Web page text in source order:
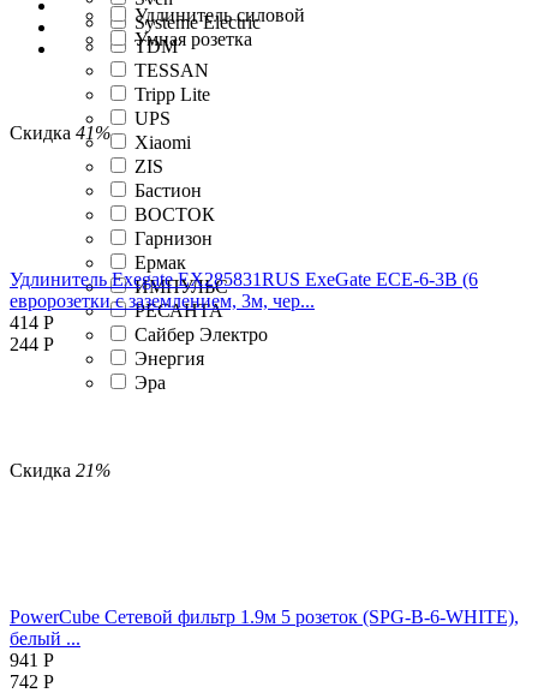
Systeme Electric
TDM
TESSAN
Tripp Lite
UPS
Xiaomi
ZIS
Бастион
ВОСТОК
Гарнизон
Ермак
ИМПУЛЬС
РЕСАНТА
Сайбер Электро
Энергия
Эра
Удлинитель силовой
Умная розетка
Скидка 41%
Удлинитель Exegate EX285831RUS ExeGate ECE-6-3B (6
евророзетки с заземлением, 3м, чер...
414 Р
244 Р
Скидка 21%
PowerCube Сетевой фильтр 1.9м 5 розеток (SPG-B-6-WHITE),
белый ...
941 Р
742 Р